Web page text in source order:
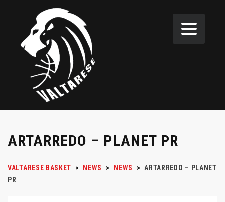
ARTARREDO – PLANET PR
VALTARESE BASKET > NEWS > NEWS > ARTARREDO – PLANET
PR